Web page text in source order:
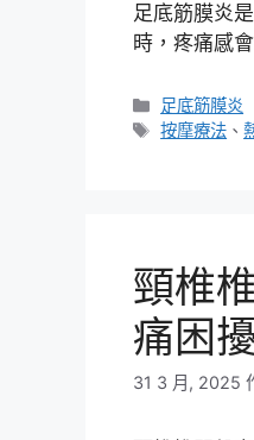
足底筋膜炎
時，疼痛感
分
類
足底筋膜炎
標
按摩療法 、
頸椎
痛困
31 3 月, 2025